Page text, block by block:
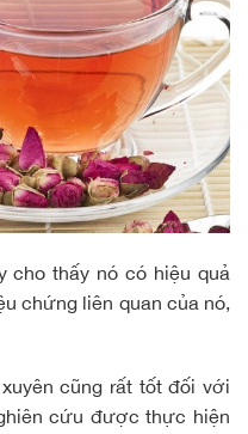
cho thấy nó có hiệu quả
chứng liên quan của nó,
cũng rất tốt đối với
cứu được thực hiện